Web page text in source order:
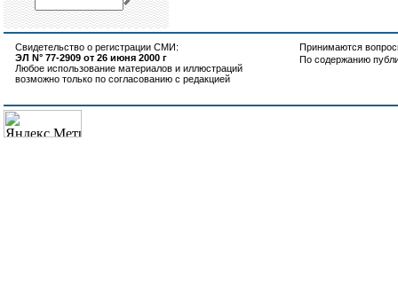
Свидетельство о регистрации СМИ:
ЭЛ N° 77-2909 от 26 июня 2000 г
Любое использование материалов и иллюстраций
возможно только по согласованию с редакцией
Принимаются
По содержанию